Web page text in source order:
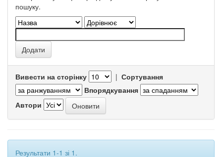
пошуку.
Вивести на сторінку | Сортування
Впорядкування
Автори
Результати 1-1 зі 1.